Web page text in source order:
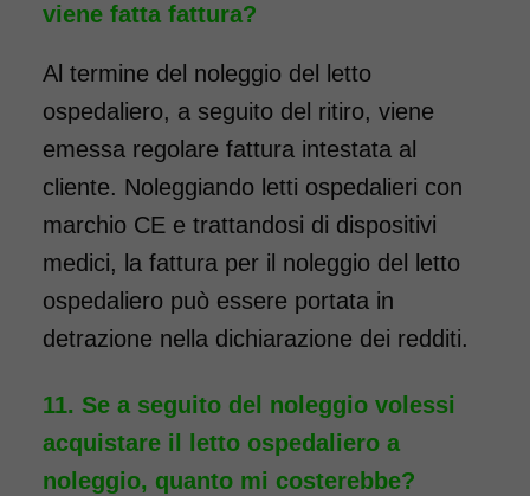
viene fatta fattura?
Al termine del noleggio del letto
ospedaliero, a seguito del ritiro, viene
emessa regolare fattura intestata al
cliente. Noleggiando letti ospedalieri con
marchio CE e trattandosi di dispositivi
medici, la fattura per il noleggio del letto
ospedaliero può essere portata in
detrazione nella dichiarazione dei redditi.
Se a seguito del noleggio volessi
acquistare il letto ospedaliero a
noleggio, quanto mi costerebbe?